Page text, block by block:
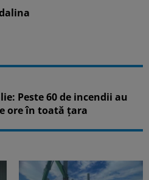
Peste 60 de incendii au
ore în toată țara